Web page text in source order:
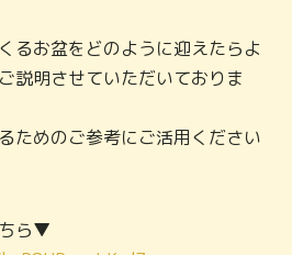
るお盆をどのように迎えたらよ
説明させていただいておりま
ためのご参考にご活用ください
ら▼